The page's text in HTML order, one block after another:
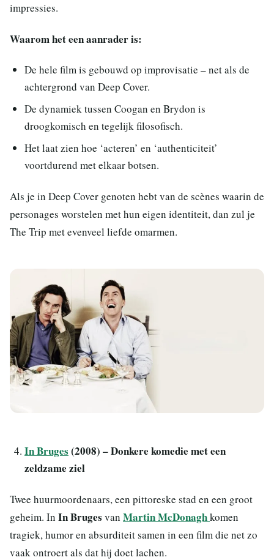
impressies.
Waarom het een aanrader is:
De hele film is gebouwd op improvisatie – net als de
achtergrond van Deep Cover.
De dynamiek tussen Coogan en Brydon is
droogkomisch en tegelijk filosofisch.
Het laat zien hoe ‘acteren’ en ‘authenticiteit’
voortdurend met elkaar botsen.
Als je in Deep Cover genoten hebt van de scènes waarin de
personages worstelen met hun eigen identiteit, dan zul je
The Trip met evenveel liefde omarmen.
In Bruges (2008) – Donkere komedie met een
zeldzame ziel
Twee huurmoordenaars, een pittoreske stad en een groot
geheim. In In Bruges van Martin McDonaghkomen
tragiek, humor en absurditeit samen in een film die net zo
vaak ontroert als dat hij doet lachen.